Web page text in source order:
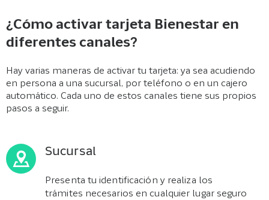
¿Cómo activar tarjeta Bienestar en
diferentes canales?
Hay varias maneras de activar tu tarjeta: ya sea acudiendo
en persona a una sucursal, por teléfono o en un cajero
automático. Cada uno de estos canales tiene sus propios
pasos a seguir.
Sucursal
Presenta tu identificación y realiza los
trámites necesarios en cualquier lugar seguro